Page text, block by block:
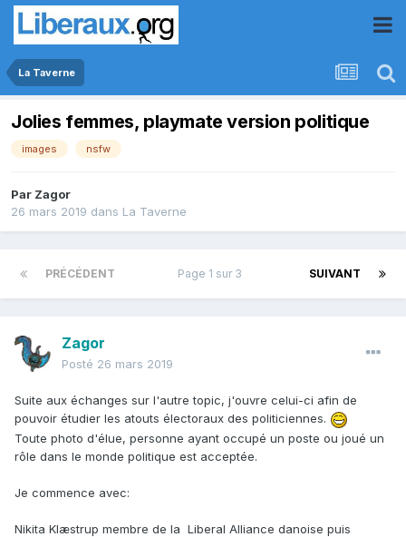
La Taverne
Jolies femmes, playmate version politique
images nsfw
Par Zagor
26 mars 2019 dans La Taverne
PRÉCÉDENT SUIVANT
Page 1 sur 3
Zagor
Posté 26 mars 2019
Suite aux échanges sur l'autre topic, j'ouvre celui-ci afin de
pouvoir étudier les atouts électoraux des politiciennes.
Toute photo d'élue, personne ayant occupé un poste ou joué un
rôle dans le monde politique est acceptée.
Je commence avec:
Nikita Klæstrup membre de la Liberal Alliance danoise puis